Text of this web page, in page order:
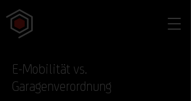
E-Mobilität vs.
Garagenverordnung